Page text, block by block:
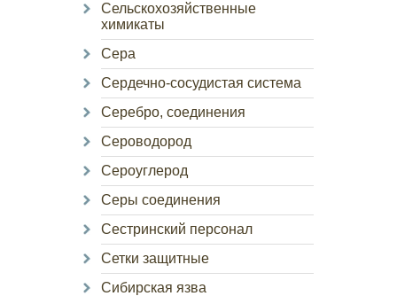
Сельскохозяйственные
химикаты
Сера
Сердечно-сосудистая система
Серебро, соединения
Сероводород
Сероуглерод
Серы соединения
Сестринский персонал
Сетки защитные
Сибирская язва